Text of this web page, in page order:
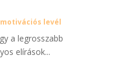
levél
a legrosszabb
elírások...